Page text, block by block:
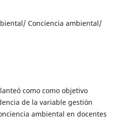
Conciencia ambiental/
como como objetivo
de la variable gestión
ambiental en docentes